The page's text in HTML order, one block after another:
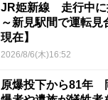
JR姫新線 走行中
～新見駅間で運転
現在】
2026/8/6(木)16:52
原爆投下から81年